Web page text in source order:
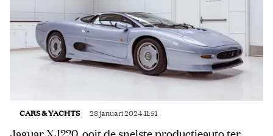
CARS & YACHTS 28 januari 2024 11:51